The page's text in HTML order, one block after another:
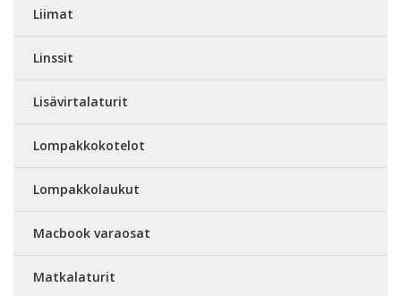
Liimat
Linssit
Lisävirtalaturit
Lompakkokotelot
Lompakkolaukut
Macbook varaosat
Matkalaturit